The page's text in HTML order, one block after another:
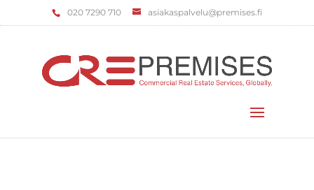
‌020 7290 710 asiakaspalvelu@premises.fi